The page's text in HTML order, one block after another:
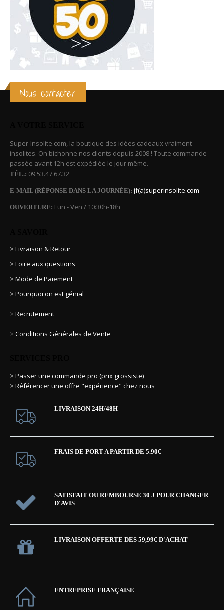
Nous contacter
Super-Insolite.com, la boutique des idées cadeaux vraiment
insolites. On bichonne nos clients depuis 2008 ! Toute commande
passée avant 12h est expédiée le jour même.
TÉL.: 09.53.47.67.32
E-MAIL (RÉPONSE DANS LA JOURNÉE): jf(a)superinsolite.com
OUVERTURE: Lun - Ven / 10:30h-18h
> Livraison & Retour
> Foire aux questions
> Mode de Paiement
> Pourquoi on est génial
> Recrutement
> Conditions Générales de Vente
> Passer une commande pro (prix grossiste)
> Référencer une offre "expérience" chez nous
LIVRAISON 24H/48H
FRAIS DE PORT A PARTIR DE 5.90€
SATISFAIT OU REMBOURSE 30 J POUR CHANGER
D'AVIS
LIVRAISON OFFERTE DES 59,99€ D'ACHAT
ENTREPRISE FRANÇAISE